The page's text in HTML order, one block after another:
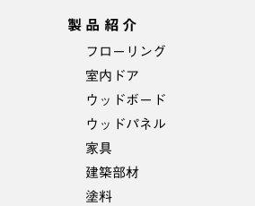
製品紹介
フローリング
室内ドア
ウッドボード
ウッドパネル
家具
建築部材
塗料